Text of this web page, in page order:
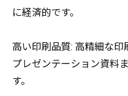
に経済的です。
高い印刷品質: 高精細な
プレゼンテーション資料
す。